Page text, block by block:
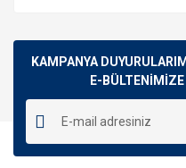
KAMPANYA
E-